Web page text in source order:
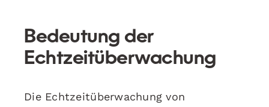
Bedeutung der
Echtzeitüberwachung
Die Echtzeitüberwachung von